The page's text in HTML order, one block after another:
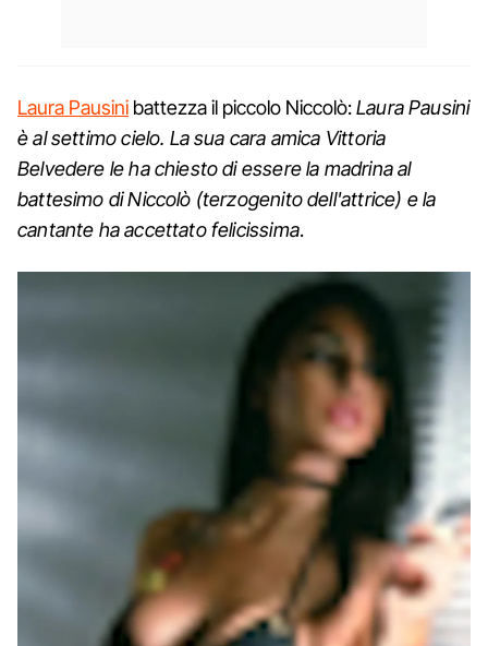
Laura Pausini battezza il piccolo Niccolò:Laura Pausini
è al settimo cielo. La sua cara amica Vittoria
Belvedere le ha chiesto di essere la madrina al
battesimo di Niccolò (terzogenito dell'attrice) e la
cantante ha accettato felicissima.